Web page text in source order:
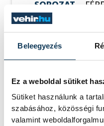
Beleegyezés
Ez a weboldal sütiket
Sütiket használunk a
szabásához, közösségi
valamint
SOROZAT
HAZAI
VENDÉG
IDŐPONT
HELYSZÍN
EREDMÉNY
38-